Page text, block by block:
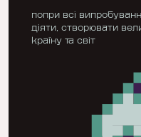
попри всі
діяти, створювати
країну та світ